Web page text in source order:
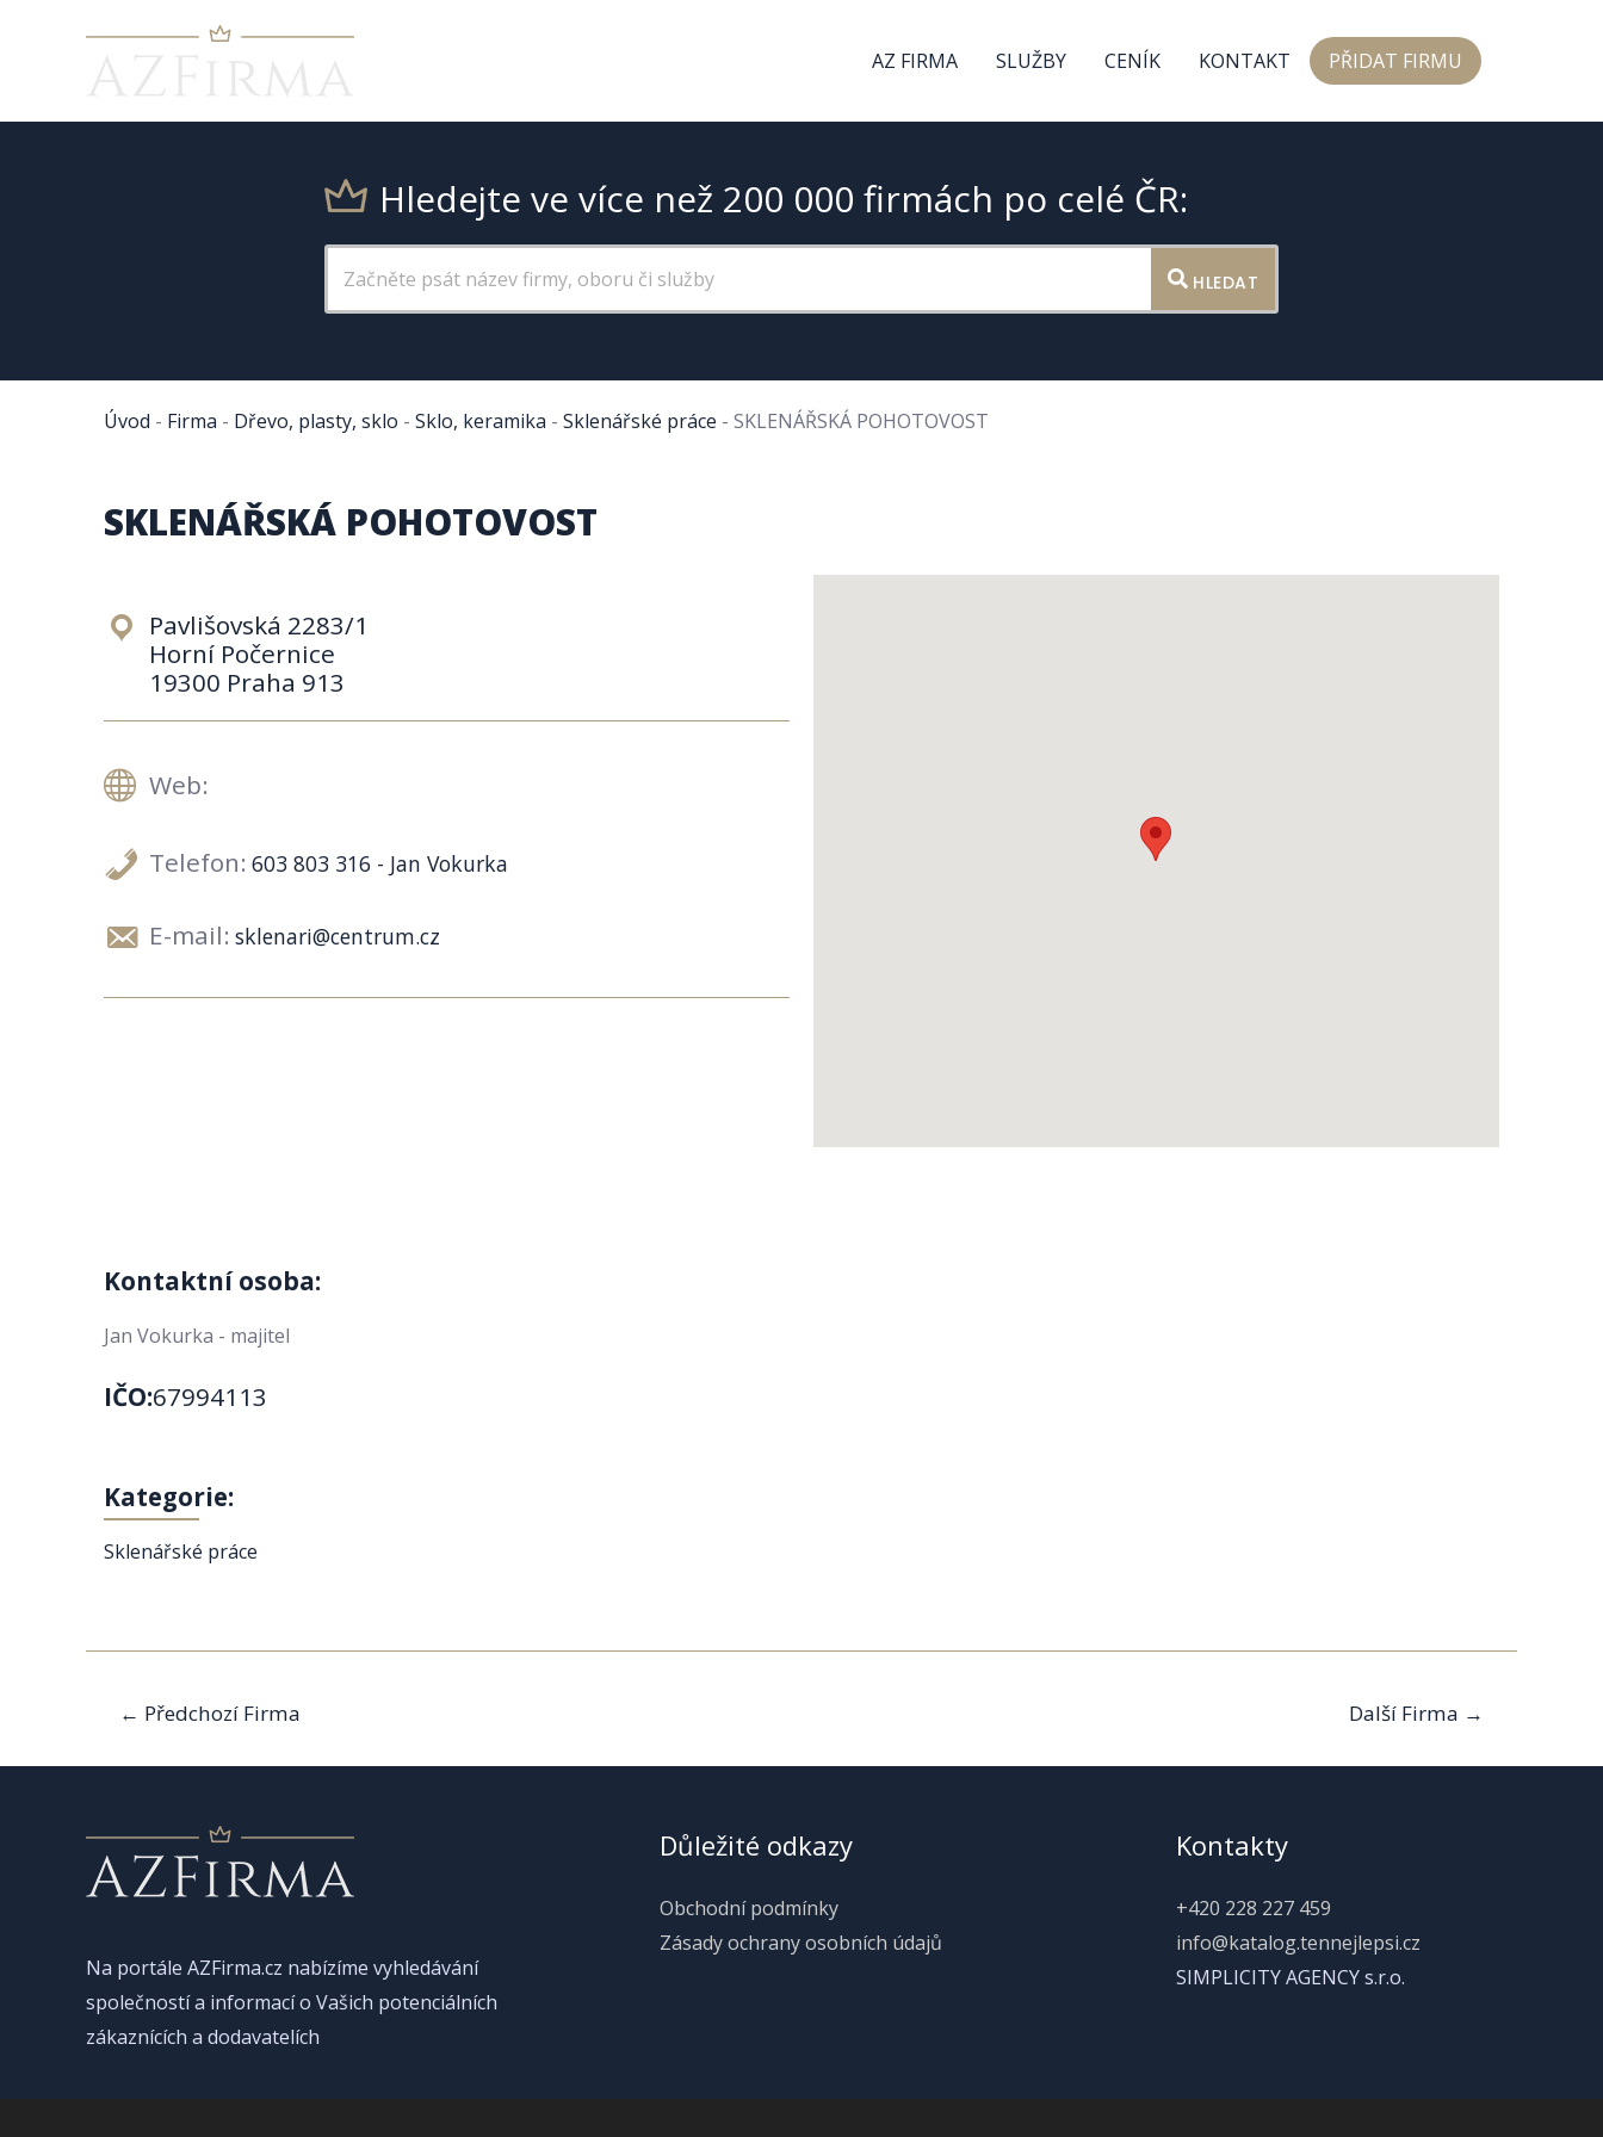
AZ FIRMA SLUŽBY CENÍK KONTAKT PŘIDAT FIRMU
Hledejte ve více než 200 000 firmách po celé ČR:
HLEDAT
Úvod - Firma - Dřevo, plasty, sklo - Sklo, keramika - Sklenářské práce - SKLENÁŘSKÁ POHOTOVOST
SKLENÁŘSKÁ POHOTOVOST
Pavlišovská 2283/1
Horní Počernice
19300 Praha 913
Web:
Telefon: 603 803 316 - Jan Vokurka
E-mail: sklenari@centrum.cz
Kontaktní osoba:
Jan Vokurka - majitel
IČO:67994113
Kategorie:
Sklenářské práce
Navigace
pro
příspěvek
← Předchozí Firma Další Firma →
Na portále AZFirma.cz nabízíme vyhledávání
společností a informací o Vašich potenciálních
zákaznících a dodavatelích
Důležité odkazy
Obchodní podmínky
Zásady ochrany osobních údajů
Kontakty
+420 228 227 459
info@katalog.tennejlepsi.cz
SIMPLICITY AGENCY s.r.o.